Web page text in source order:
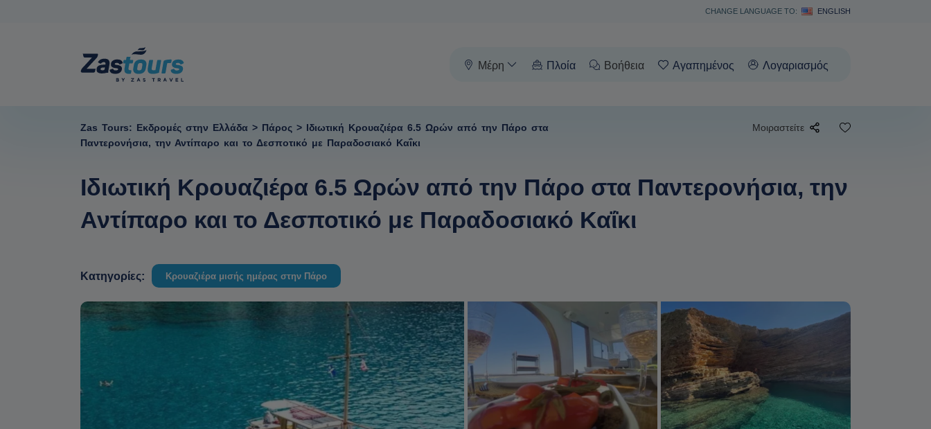
CHANGE LANGUAGE TO: ENGLISH
Μέρη Πλοία Βοήθεια Αγαπημένος Λογαριασμός
Zas Tours: Εκδρομές στην Ελλάδα > Πάρος > Ιδιωτική Κρουαζιέρα 6.5 Ωρών από την Πάρο στα
Παντερονήσια, την Αντίπαρο και το Δεσποτικό με Παραδοσιακό Καΐκι
Μοιραστείτε
Ιδιωτική Κρουαζιέρα 6.5 Ωρών από την Πάρο στα Παντερονήσια, την
Αντίπαρο και το Δεσποτικό με Παραδοσιακό Καΐκι
Κατηγορίες: Κρουαζιέρα μισής ημέρας στην Πάρο